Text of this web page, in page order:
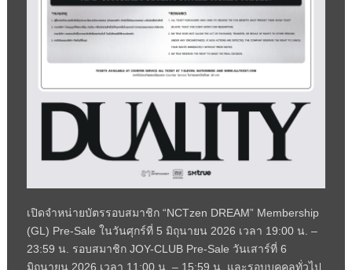
เปิดจำหน่ายบัตรรอบสมาชิก “NCTzen DREAM” Membership
(GL) Pre-Sale ในวันศุกร์ที่ 5 มิถุนายน 2026 เวลา 19:00 น. –
23:59 น. รอบสมาชิก JOY-CLUB Pre-Sale วันเสาร์ที่ 6
มิถุนายน 2026 เวลา 11:00 น. – 15:59 น. และรอบบุคคลทั่วไป